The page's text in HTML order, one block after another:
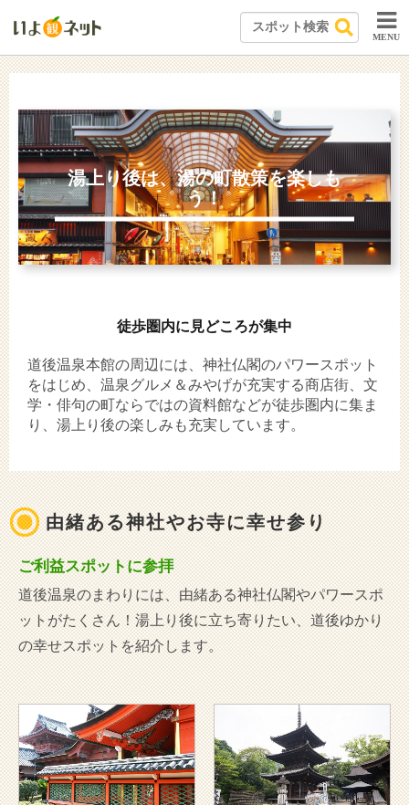
MENU
湯上り後は、湯の町散策を楽しも
う！
徒歩圏内に見どころが集中
道後温泉本館の周辺には、神社仏閣のパワースポット
をはじめ、温泉グルメ＆みやげが充実する商店街、文
学・俳句の町ならではの資料館などが徒歩圏内に集ま
り、湯上り後の楽しみも充実しています。
由緒ある神社やお寺に幸せ参り
ご利益スポットに参拝
道後温泉のまわりには、由緒ある神社仏閣やパワースポ
ットがたくさん！湯上り後に立ち寄りたい、道後ゆかり
の幸せスポットを紹介します。